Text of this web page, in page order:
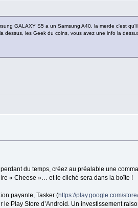
GALAXY S5 a un Samsung A40, la merde c'est
dessus, les Geek du coins, vous avez une info la
du temps, créez au préalable une
« Cheese »… et le cliché sera dans la boîte !
payante, Tasker (https://play.google.com/
le Play Store d’Android. Un investissement